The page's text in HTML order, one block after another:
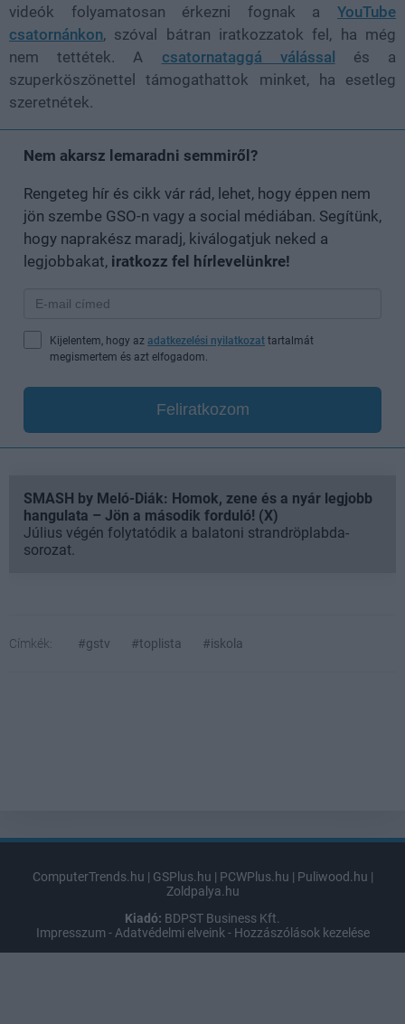
videók folyamatosan érkezni fognak a
YouTube
csatornánkon, szóval bátran iratkozzatok fel, ha még
nem tettétek. A
csatornataggá válással
és a
szuperköszönettel támogathattok minket, ha esetleg
szeretnétek.
Nem akarsz lemaradni semmiről?
Rengeteg hír és cikk vár rád, lehet, hogy éppen nem
jön szembe GSO-n vagy a social médiában. Segítünk,
hogy naprakész maradj, kiválogatjuk neked a
legjobbakat, iratkozz fel hírlevelünkre!
Kijelentem, hogy az adatkezelési nyilatkozat tartalmát
megismertem és azt elfogadom.
Feliratkozom
SMASH by Meló-Diák: Homok, zene és a nyár legjobb
hangulata – Jön a második forduló! (X)
Július végén folytatódik a balatoni strandröplabda-
sorozat.
Címkék: #gstv #toplista #iskola
ComputerTrends.hu | GSPlus.hu | PCWPlus.hu | Puliwood.hu |
Zoldpalya.hu
Kiadó: BDPST Business Kft.
Impresszum -Adatvédelmi elveink- Hozzászólások kezelése